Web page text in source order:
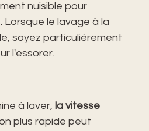
nuisible pour
Lorsque le lavage à la
soyez particulièrement
l'essorer.
à laver, la vitesse
plus rapide peut